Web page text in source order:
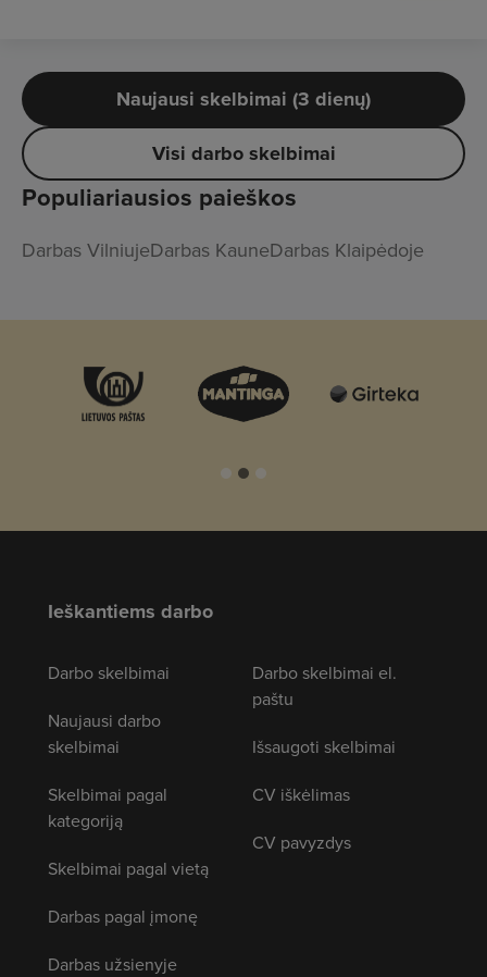
Naujausi skelbimai (3 dienų)
Visi darbo skelbimai
Populiariausios paieškos
Darbas VilniujeDarbas KauneDarbas Klaipėdoje
Ieškantiems darbo
Darbo skelbimai
Naujausi darbo
skelbimai
Skelbimai pagal
kategoriją
Skelbimai pagal vietą
Darbas pagal įmonę
Darbas užsienyje
Darbo skelbimai el.
paštu
Išsaugoti skelbimai
CV iškėlimas
CV pavyzdys